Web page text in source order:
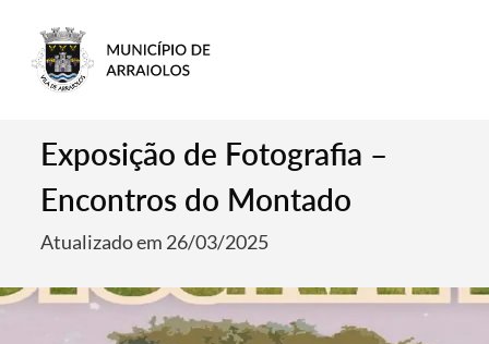
Exposição de Fotografia –
Encontros do Montado
Atualizado em 26/03/2025